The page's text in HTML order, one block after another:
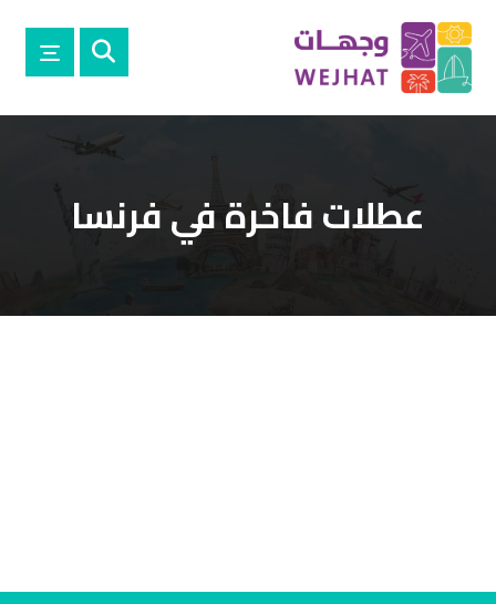
عطلات فاخرة في فرنسا